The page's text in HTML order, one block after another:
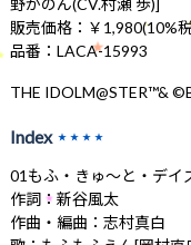
野かのん(CV.村瀬 歩)]
販売価格：￥1,980(10%
品番：LACA-15993
THE IDOLM@STER™&
Index ★★★★
01もふ・きゅ～と・デ
作詞：新谷風太
作曲・編曲：志村真白